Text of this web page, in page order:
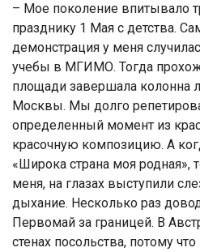
– Мое поколение впитывало
празднику 1 Мая с детства.
демонстрация у меня
учебы в МГИМО. Тогда
площади завершала колонна
Москвы. Мы долго
определенный момент из
красочную композицию. А
«Широка страна моя родная»,
меня, на глазах выступили
дыхание. Несколько раз
Первомай за границей. В
стенах посольства, потому